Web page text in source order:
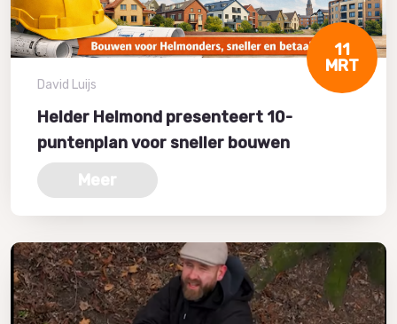
11
MRT
David Luijs
Helder Helmond presenteert 10-
puntenplan voor sneller bouwen
Meer